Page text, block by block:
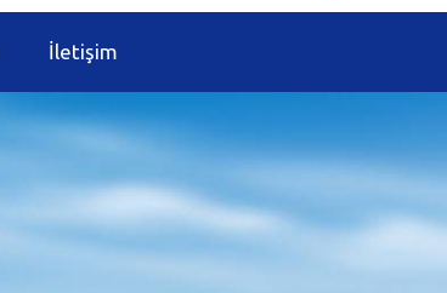
İletişim